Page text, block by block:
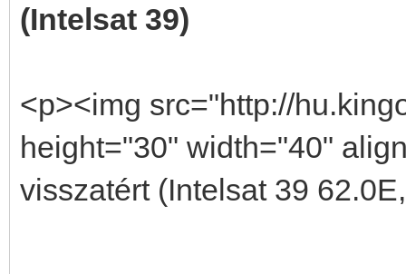
(Intelsat 39)
<p><img src="http://
height="30" width="40"
visszatért (Intelsat 39